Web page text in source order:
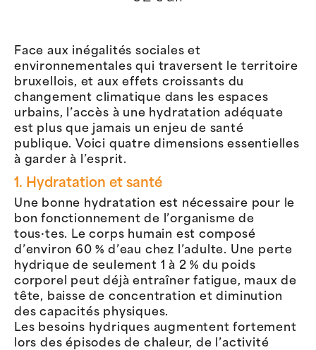
Face aux inégalités sociales et
environnementales qui traversent le territoire
bruxellois, et aux effets croissants du
changement climatique dans les espaces
urbains, l’accès à une hydratation adéquate
est plus que jamais un enjeu de santé
publique. Voici quatre dimensions essentielles
à garder à l’esprit.
1. Hydratation et santé
Une bonne hydratation est nécessaire pour le
bon fonctionnement de l’organisme de
tous·tes. Le corps humain est composé
d’environ 60 % d’eau chez l’adulte. Une perte
hydrique de seulement 1 à 2 % du poids
corporel peut déjà entraîner fatigue, maux de
tête, baisse de concentration et diminution
des capacités physiques.
Les besoins hydriques augmentent fortement
lors des épisodes de chaleur, de l’activité